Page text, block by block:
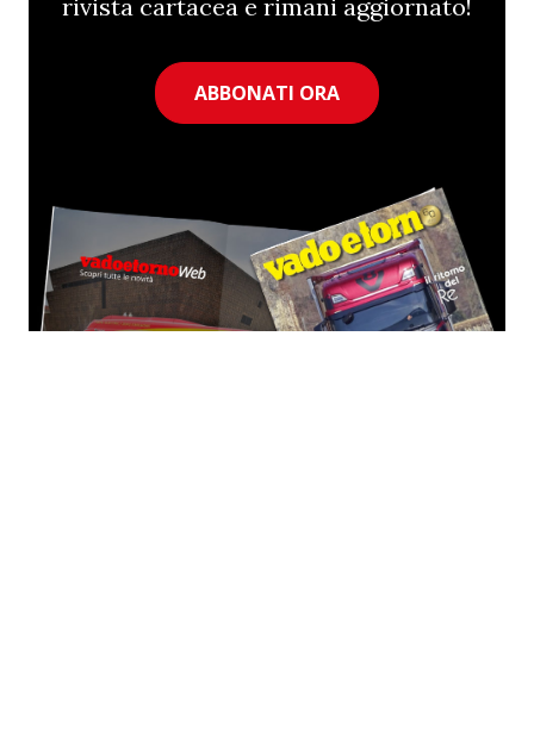
rivista cartacea e rimani aggiornato!
ABBONATI ORA